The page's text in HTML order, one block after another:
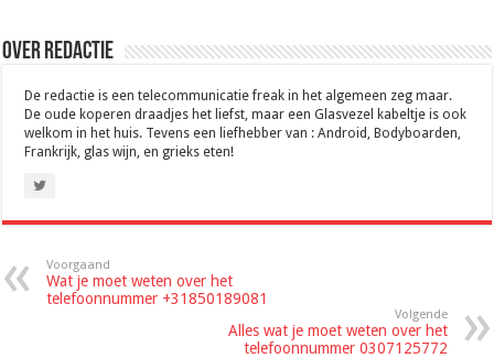
Over Redactie
De redactie is een telecommunicatie freak in het algemeen zeg maar.
De oude koperen draadjes het liefst, maar een Glasvezel kabeltje is ook
welkom in het huis. Tevens een liefhebber van : Android, Bodyboarden,
Frankrijk, glas wijn, en grieks eten!
Voorgaand
Wat je moet weten over het
telefoonnummer +31850189081
Volgende
Alles wat je moet weten over het
telefoonnummer 0307125772